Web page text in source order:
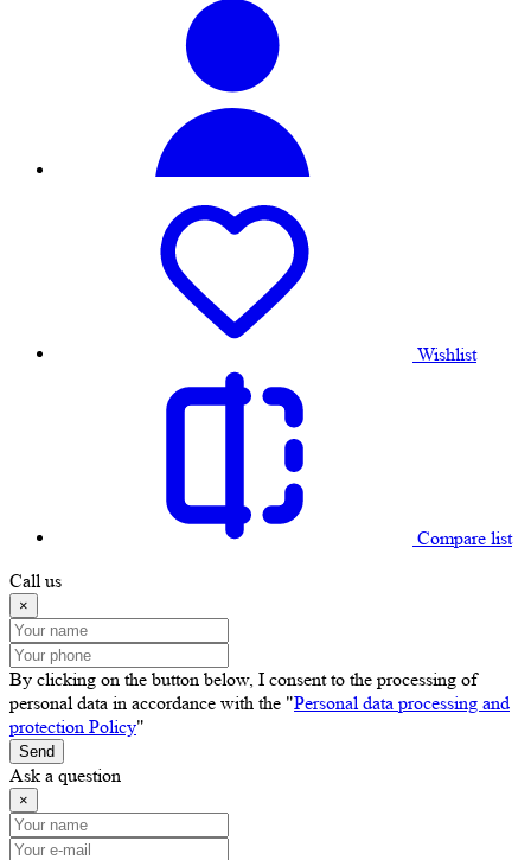
Wishlist
Compare list
Call us
×
By clicking on the button below, I consent to the processing of
personal data in accordance with the "Personal data processing and
protection Policy"
Send
Ask a question
×